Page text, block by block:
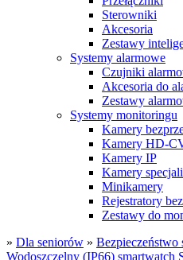
Sterowniki
Akcesoria
Zestawy
Systemy alarmowe
Czujniki
Akcesoria do
Zestawy
Systemy monitoringu
Kamery
Kamery HD-
Kamery IP
Kamery
Minikamery
Rejestratory
Zestawy do
» Dla seniorów » Bezpieczeństwo
Wodoszczelny (IP66) smartwatch